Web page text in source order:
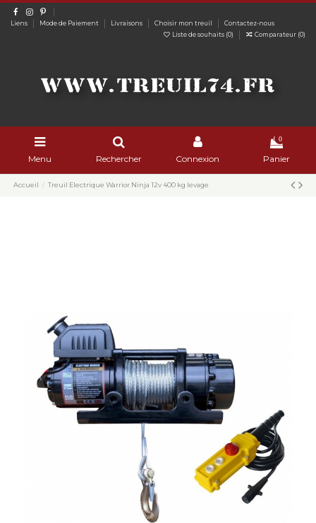
Liens Mode de Paiement Livraisons Choisir mon treuil
Contactez-nous
Liste de souhaits (0) Comparateur (0)
Menu Rechercher Connexion
0
Panier
Accueil Treuil Electrique Warrior Ninja 12v 400 kg levage